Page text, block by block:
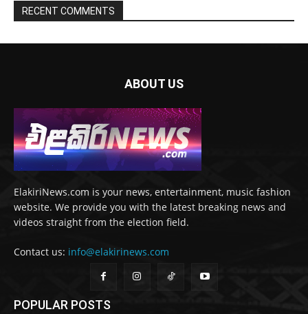
RECENT COMMENTS
ABOUT US
ElakiriNews.com is your news, entertainment, music fashion
website. We provide you with the latest breaking news and
videos straight from the election field.
Contact us: info@elakirinews.com
POPULAR POSTS